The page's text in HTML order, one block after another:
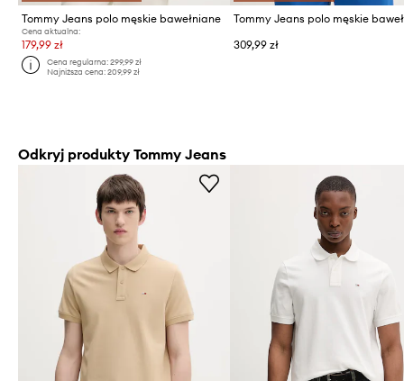
Tommy Jeans polo męskie bawełniane
Cena aktualna:
179,99 zł
Cena regularna:299,99 zł
Najniższa cena:209,99 zł
Tommy Jeans polo męskie
309,99 zł
Odkryj produkty Tommy Jeans